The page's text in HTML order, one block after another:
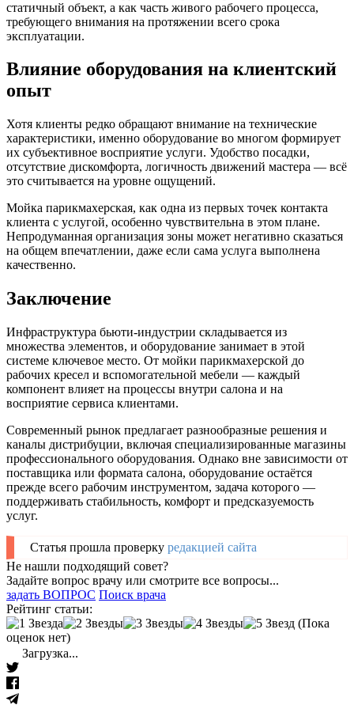
статичный объект, а как часть живого рабочего процесса,
требующего внимания на протяжении всего срока
эксплуатации.
Влияние оборудования на клиентский
опыт
Хотя клиенты редко обращают внимание на технические
характеристики, именно оборудование во многом формирует
их субъективное восприятие услуги. Удобство посадки,
отсутствие дискомфорта, логичность движений мастера — всё
это считывается на уровне ощущений.
Мойка парикмахерская, как одна из первых точек контакта
клиента с услугой, особенно чувствительна в этом плане.
Непродуманная организация зоны может негативно сказаться
на общем впечатлении, даже если сама услуга выполнена
качественно.
Заключение
Инфраструктура бьюти-индустрии складывается из
множества элементов, и оборудование занимает в этой
системе ключевое место. От мойки парикмахерской до
рабочих кресел и вспомогательной мебели — каждый
компонент влияет на процессы внутри салона и на
восприятие сервиса клиентами.
Современный рынок предлагает разнообразные решения и
каналы дистрибуции, включая специализированные магазины
профессионального оборудования. Однако вне зависимости от
поставщика или формата салона, оборудование остаётся
прежде всего рабочим инструментом, задача которого —
поддерживать стабильность, комфорт и предсказуемость
услуг.
Статья прошла проверку редакцией сайта
Не нашли подходящий совет?
Задайте вопрос врачу или смотрите все вопросы...
задать ВОПРОС Поиск врача
Рейтинг статьи:
(Пока
оценок нет)
Загрузка...